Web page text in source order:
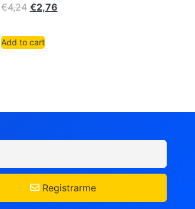
€4,24 €2,76
Add to cart
Registrarme